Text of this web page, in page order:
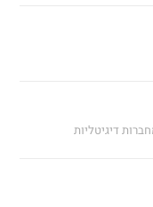
דיגיטליות